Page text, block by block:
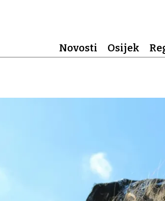
Novosti Osijek